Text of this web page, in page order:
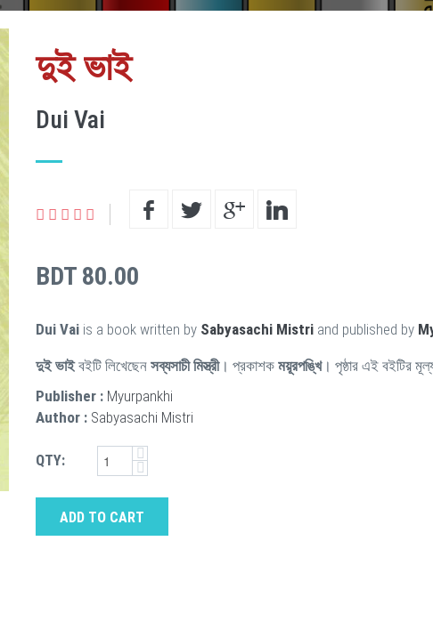
দুই ভাই
Dui Vai
BDT 80.00
Dui Vai is a book written by Sabyasachi Mistri and published by
দুই ভাইবইটি লিখেছেন সব্যসাচী মিস্ত্রী। প্রকাশক ময়ূরপঙ্খি। পৃষ্ঠার এই বইটির
Publisher : Myurpankhi
Author : Sabyasachi Mistri
QTY:
ADD TO CART